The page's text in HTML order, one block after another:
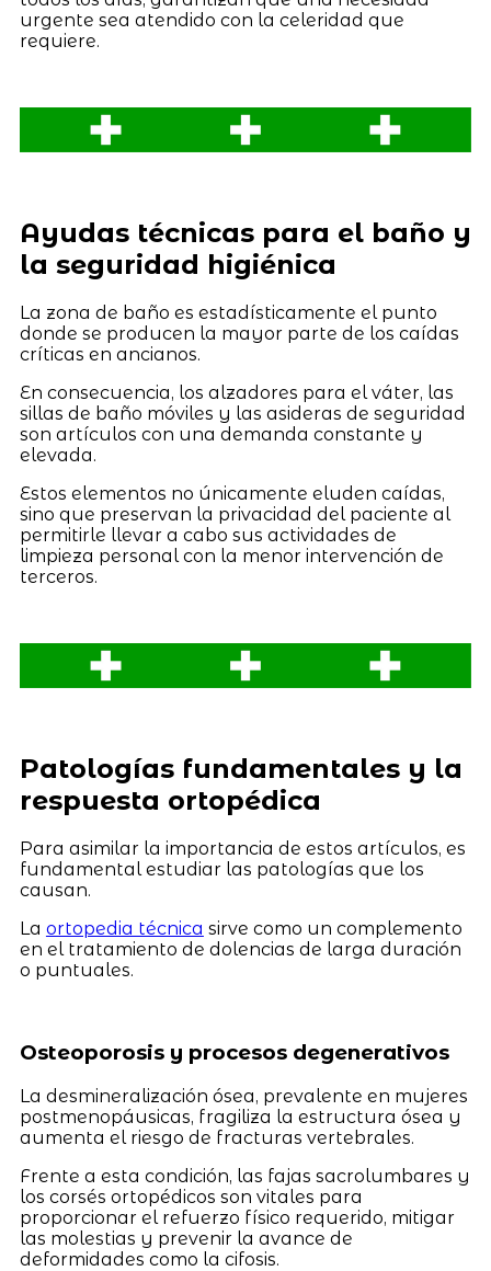
urgente sea atendido con la celeridad que
requiere.
Ayudas técnicas para el baño y
la seguridad higiénica
La zona de baño es estadísticamente el punto
donde se producen la mayor parte de los caídas
críticas en ancianos.
En consecuencia, los alzadores para el váter, las
sillas de baño móviles y las asideras de seguridad
son artículos con una demanda constante y
elevada.
Estos elementos no únicamente eluden caídas,
sino que preservan la privacidad del paciente al
permitirle llevar a cabo sus actividades de
limpieza personal con la menor intervención de
terceros.
Patologías fundamentales y la
respuesta ortopédica
Para asimilar la importancia de estos artículos, es
fundamental estudiar las patologías que los
causan.
La ortopedia técnica sirve como un complemento
en el tratamiento de dolencias de larga duración
o puntuales.
Osteoporosis y procesos degenerativos
La desmineralización ósea, prevalente en mujeres
postmenopáusicas, fragiliza la estructura ósea y
aumenta el riesgo de fracturas vertebrales.
Frente a esta condición, las fajas sacrolumbares y
los corsés ortopédicos son vitales para
proporcionar el refuerzo físico requerido, mitigar
las molestias y prevenir la avance de
deformidades como la cifosis.